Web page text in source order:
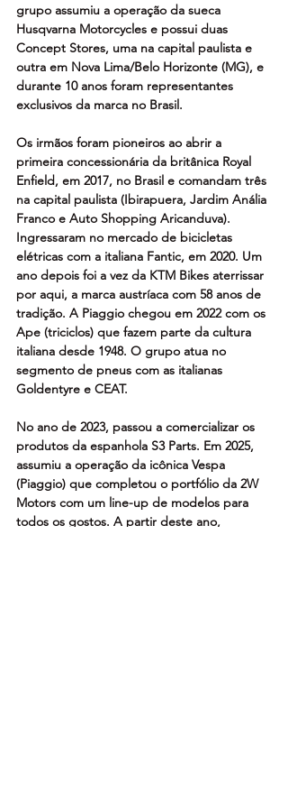
grupo assumiu a operação da sueca
Husqvarna Motorcycles e possui duas
Concept Stores, uma na capital paulista e
outra em Nova Lima/Belo Horizonte (MG), e
durante 10 anos foram representantes
exclusivos da marca no Brasil.
Os irmãos foram pioneiros ao abrir a
primeira concessionária da britânica Royal
Enfield, em 2017, no Brasil e comandam três
na capital paulista (Ibirapuera, Jardim Anália
Franco e Auto Shopping Aricanduva).
Ingressaram no mercado de bicicletas
elétricas com a italiana Fantic, em 2020. Um
ano depois foi a vez da KTM Bikes aterrissar
por aqui, a marca austríaca com 58 anos de
tradição. A Piaggio chegou em 2022 com os
Ape (triciclos) que fazem parte da cultura
italiana desde 1948. O grupo atua no
segmento de pneus com as italianas
Goldentyre e CEAT.
No ano de 2023, passou a comercializar os
produtos da espanhola S3 Parts. Em 2025,
assumiu a operação da icônica Vespa
(Piaggio) que completou o portfólio da 2W
Motors com um line-up de modelos para
todos os gostos. A partir deste ano,